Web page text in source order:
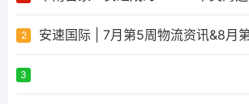
2 安速国际 | 7月第5周物流资讯&8月
3